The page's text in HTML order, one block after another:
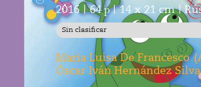
2016 | 64p | 14 x 21 cm |
Sin clasificar
María Luisa De Francesco (
Óscar Iván Hernández Silva